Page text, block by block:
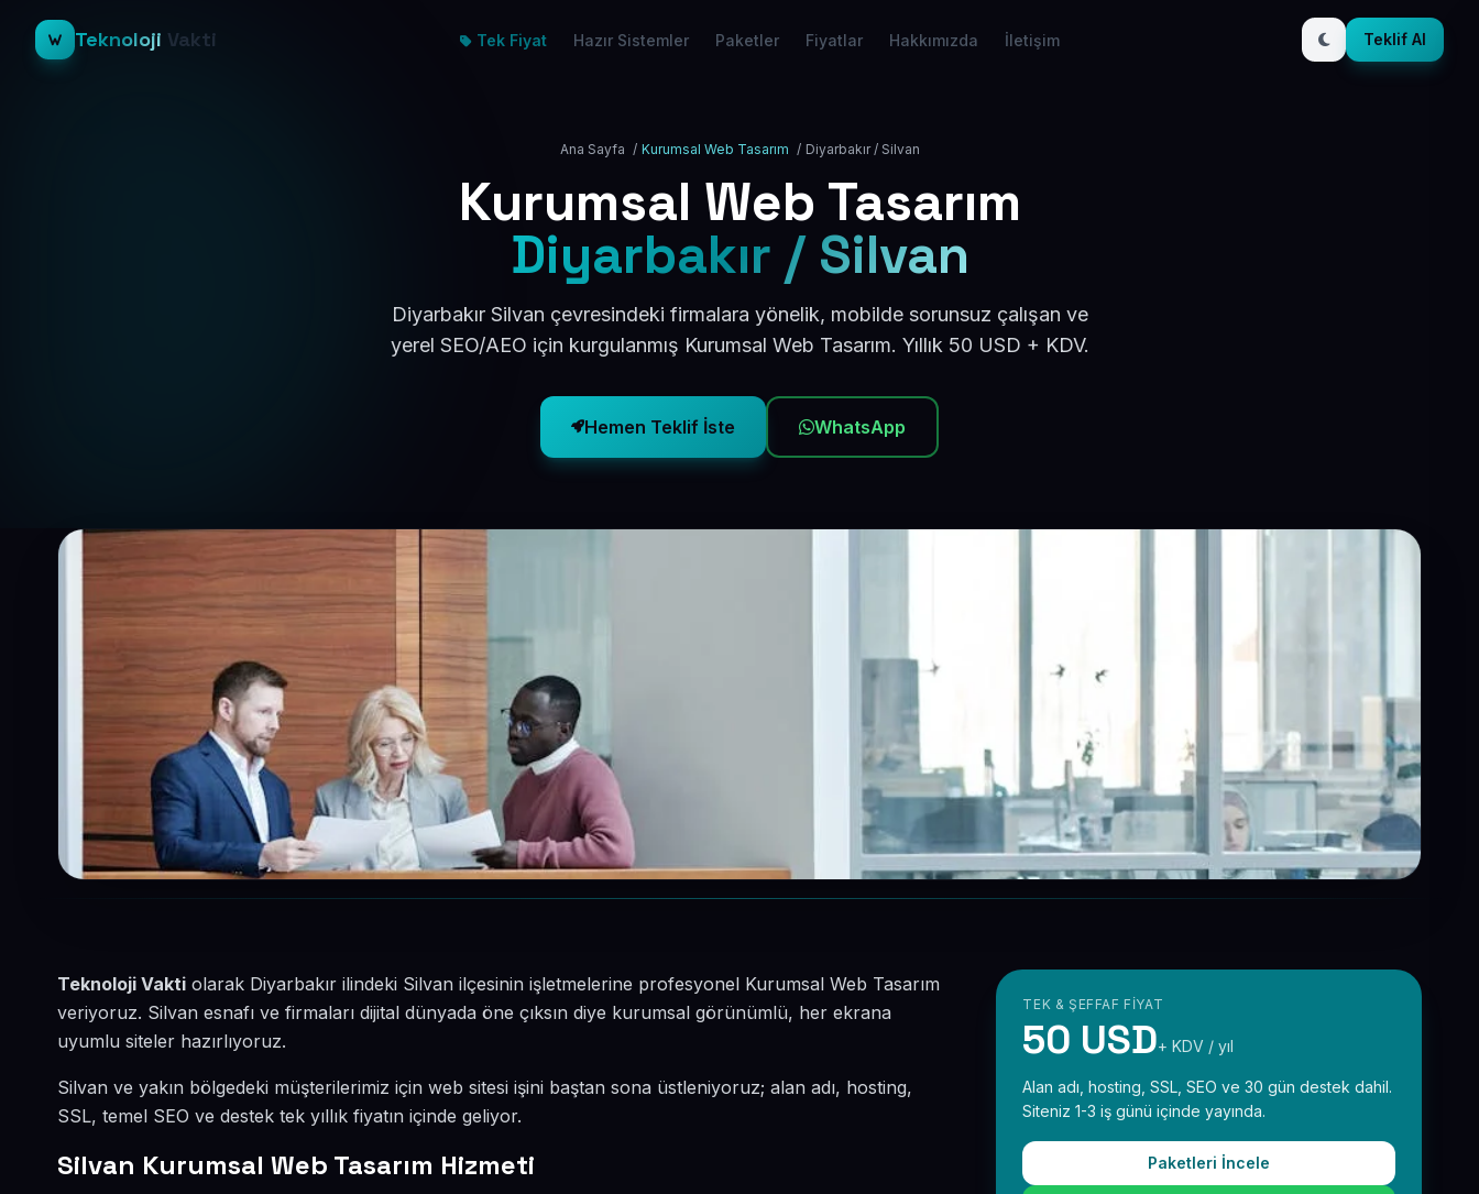
Teknoloji Vakti Tek Fiyat Hazır Sistemler Paketler Fiyatlar Hakkımızda İletişim Teklif Al
Ana Sayfa / Kurumsal Web Tasarım / Diyarbakır / Silvan
Kurumsal Web Tasarım
Diyarbakır / Silvan
Diyarbakır Silvan çevresindeki firmalara yönelik, mobilde sorunsuz çalışan ve
yerel SEO/AEO için kurgulanmış Kurumsal Web Tasarım. Yıllık 50 USD + KDV.
Hemen Teklif İste WhatsApp
Teknoloji Vakti olarak Diyarbakır ilindeki Silvan ilçesinin işletmelerine profesyonel Kurumsal Web Tasarım
veriyoruz. Silvan esnafı ve firmaları dijital dünyada öne çıksın diye kurumsal görünümlü, her ekrana
uyumlu siteler hazırlıyoruz.
Silvan ve yakın bölgedeki müşterilerimiz için web sitesi işini baştan sona üstleniyoruz; alan adı, hosting,
SSL, temel SEO ve destek tek yıllık fiyatın içinde geliyor.
Silvan Kurumsal Web Tasarım Hizmeti
TEK & ŞEFFAF FIYAT
50 USD+ KDV / yıl
Alan adı, hosting, SSL, SEO ve 30 gün destek dahil.
Siteniz 1-3 iş günü içinde yayında.
Paketleri İncele